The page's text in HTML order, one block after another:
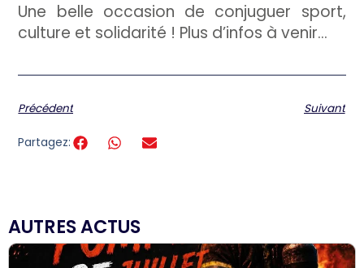
Une belle occasion de conjuguer sport,
culture et solidarité ! Plus d’infos à venir…
Précédent Suivant
Partagez:
AUTRES ACTUS